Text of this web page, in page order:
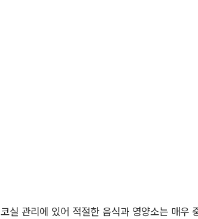
코실 관리에 있어 적절한 음식과 영양소는 매우